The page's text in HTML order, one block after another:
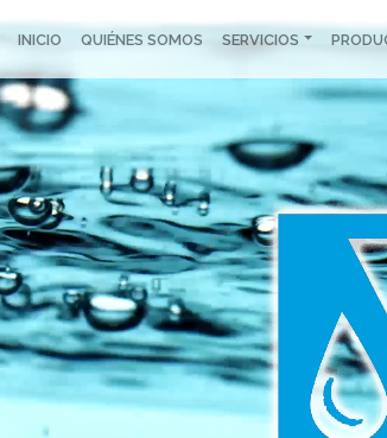
INICIO QUIÉNES SOMOS SERVICIOS